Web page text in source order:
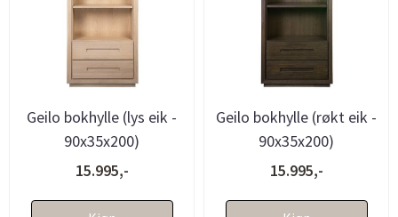
Geilo bokhylle (lys eik -
90x35x200)
15.995,-
Geilo bokhylle (røkt eik -
90x35x200)
15.995,-